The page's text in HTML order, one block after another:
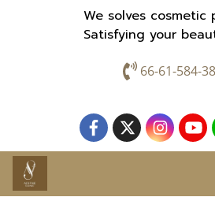
We solves cosmetic
Satisfying your
66-61-584-